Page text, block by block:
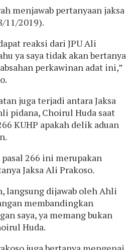
menjawab pertanyaan jaksa
11/2019).
reaksi dari JPU Ali
ya saya tidak akan bertanya
perkawinan adat ini,”
juga terjadi antara Jaksa
pidana, Choirul Huda saat
KUHP apakah delik aduan
266 ini merupakan
Jaksa Ali Prakoso.
langsung dijawab oleh Ahli
membandingkan
saya, ya memang bukan
Huda.